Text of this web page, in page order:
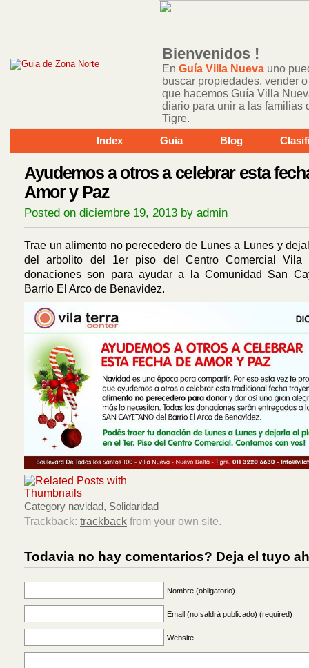
Bienvenidos !
En Guía Villa Nueva uno
buscar propiedades, vender
que hacemos Guía Villa
diario para unir a las familias
Tigre.
Index
Guia Blog
Ayudemos a otros a celebrar esta
Amor y Paz
Posted on diciembre 19, 2013 by admin
Trae un alimento no perecedero de Lunes a Lunes y
del arbolito del 1er piso del Centro Comercial Vila
donaciones son para ayudar a la Comunidad San
Barrio El Arco de Benavidez.
Category navidad, Solidaridad
Trackback: trackback from your own site.
Todavia no hay comentarios? Deja el tuyo
Nombre (obligatorio)
Email (no saldrá publicado) (required)
Website